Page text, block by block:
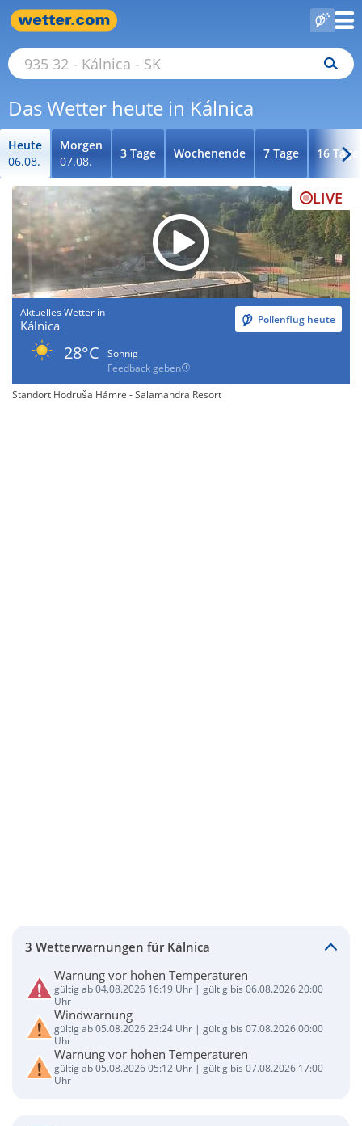
Das Wetter heute in Kálnica
Heute
06.08.
Morgen
07.08.
3 Tage Wochenende 7 Tage 16 Tage
LIVE
Aktuelles Wetter in
Kálnica Pollenflug heute
28°C
Sonnig
Feedback geben
Standort Hodruša Hámre - Salamandra Resort
3 Wetterwarnungen für Kálnica
Warnung vor hohen Temperaturen
gültig ab 04.08.2026 16:19 Uhr | gültig bis 06.08.2026 20:00
Uhr
Windwarnung
gültig ab 05.08.2026 23:24 Uhr | gültig bis 07.08.2026 00:00
Uhr
Warnung vor hohen Temperaturen
gültig ab 05.08.2026 05:12 Uhr | gültig bis 07.08.2026 17:00
Uhr